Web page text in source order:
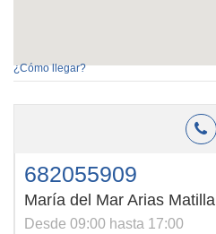
¿Cómo llegar?
682055909
María del Mar Arias Matilla
Desde 09:00 hasta 17:00